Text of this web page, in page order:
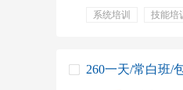
系统培训 技能培
260一天/常白班/